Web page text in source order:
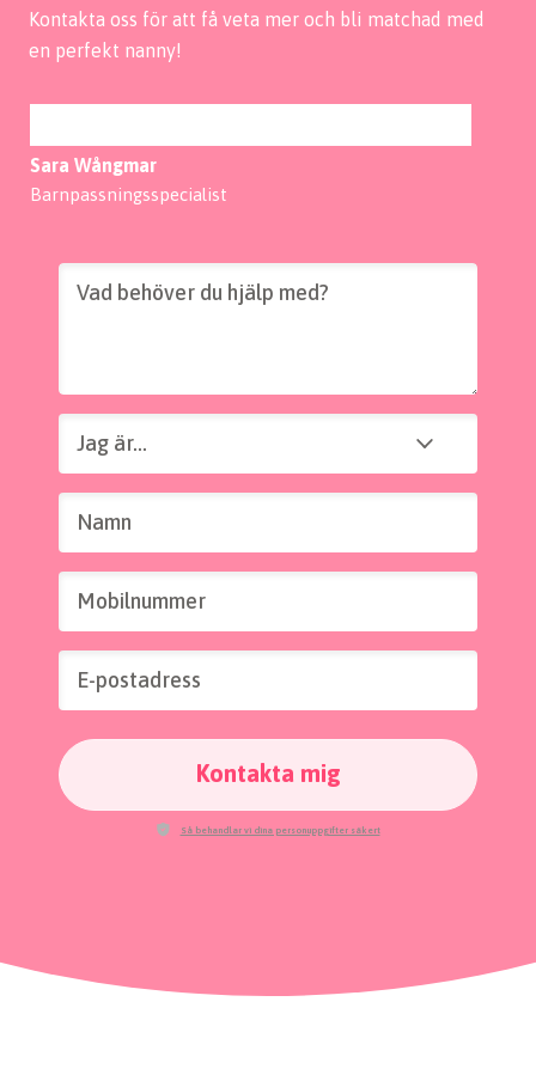
Kontakta oss för att få veta mer och bli matchad med
en perfekt nanny!
Sara Wångmar
Barnpassningsspecialist
Vad behöver du hjälp med?
Jag är...
Jag är...
Namn
Mobilnummer
E-postadress
Kontakta mig
Så behandlar vi dina personuppgifter säkert